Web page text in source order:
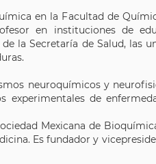
en la Facultad de
en instituciones de
la Secretaría de Salud, las
neuroquímicos y
de
Mexicana de
Es fundador y